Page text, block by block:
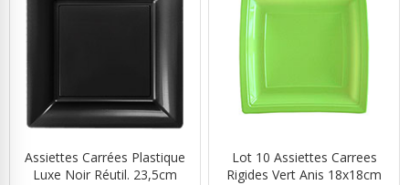
Assiettes Carrées Plastique
Luxe Noir Réutil. 23,5cm
Lot 10 Assiettes Carrees
Rigides Vert Anis 18x18cm